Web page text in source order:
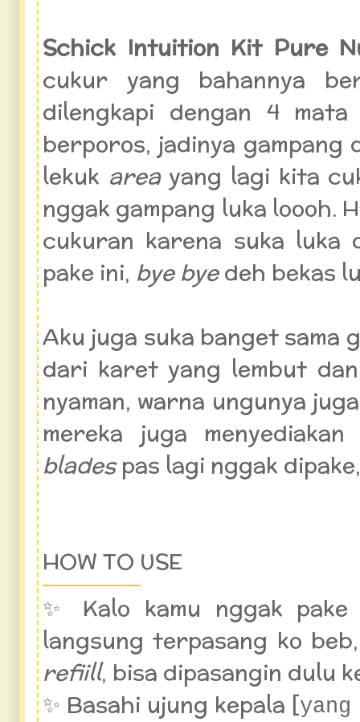
Schick Intuition Kit Pure
cukur yang bahannya
dilengkapi dengan 4
berporos, jadinya
lekuk areayang lagi kita
nggak gampang luka loooh.
cukuran karena suka luka
pake ini, bye byedeh bekas
Aku juga suka banget sama
dari karet yang lembut
nyaman, warna ungunya
mereka juga
bladespas lagi nggak
HOW TO USE
✨ Kalo kamu nggak
langsung terpasang ko
refiill, bisa dipasangin dulu
✨ Basahi ujung kepala [